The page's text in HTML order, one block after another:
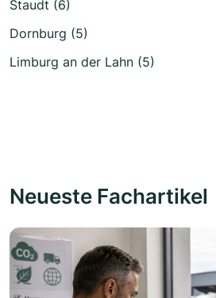
Staudt (6)
Dornburg (5)
Limburg an der Lahn (5)
Neueste Fachartikel